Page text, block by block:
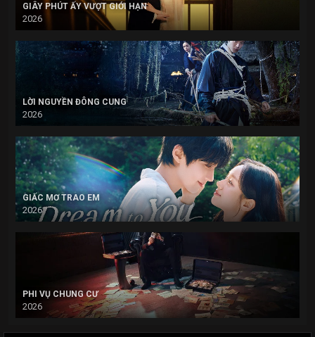
GIÂY PHÚT ẤY VƯỢT GIỚI HẠN
2026
LỜI NGUYỀN ĐÔNG CUNG
2026
GIẤC MƠ TRAO EM
2026
PHI VỤ CHUNG CƯ
2026